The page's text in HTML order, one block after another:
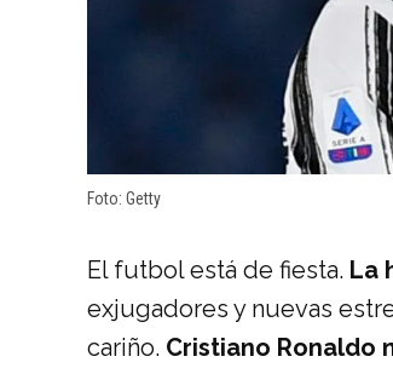
Foto: Getty
El futbol está de fiesta. La
exjugadores y nuevas
cariño. Cristiano Ronaldo